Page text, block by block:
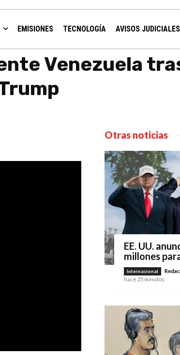
EMISIONES TECNOLOGÍA AVISOS JUDICIALES
Venezuela
Otras noticias
EE. UU.
millones
Internacional
hace 25 minutos